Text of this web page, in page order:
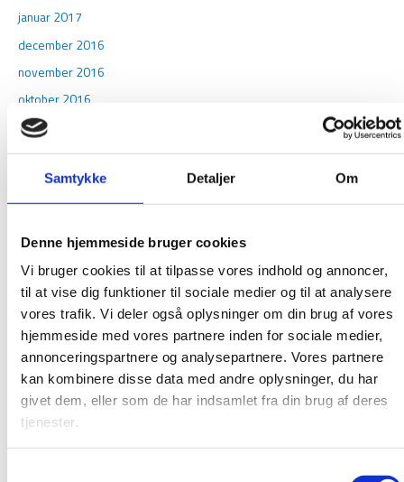
Samtykke Detaljer Om
Denne hjemmeside bruger cookies
Vi bruger cookies til at tilpasse vores indhold og annoncer,
til at vise dig funktioner til sociale medier og til at analysere
vores trafik. Vi deler også oplysninger om din brug af vores
hjemmeside med vores partnere inden for sociale medier,
annonceringspartnere og analysepartnere. Vores partnere
kan kombinere disse data med andre oplysninger, du har
givet dem, eller som de har indsamlet fra din brug af deres
tjenester.
januar 2017
december 2016
november 2016
oktober 2016
september 2016
august 2016
juni 2016
maj 2016
februar 2016
januar 2016
december 2015
november 2015
oktober 2015
september 2015
august 2015
juni 2015